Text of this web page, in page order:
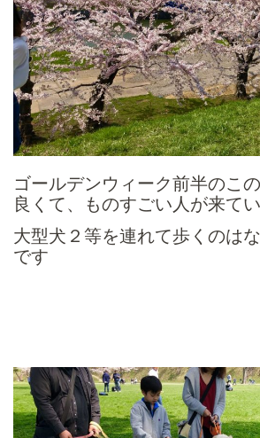
ゴールデンウィーク前半のこ
良くて、ものすごい人が来て
大型犬２等を連れて歩くのは
です